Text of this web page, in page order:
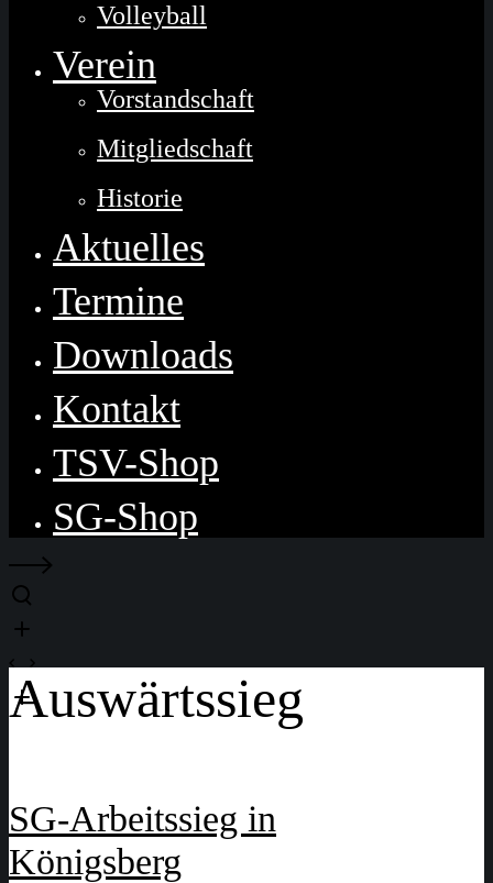
Volleyball
Verein
Vorstandschaft
Mitgliedschaft
Historie
Aktuelles
Termine
Downloads
Kontakt
TSV-Shop
SG-Shop
Auswärtssieg
SG-Arbeitssieg in
Königsberg